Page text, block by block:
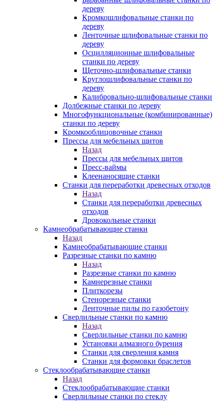
дереву
Кромкошлифовальные станки по
дереву
Ленточные шлифовальные станки по
дереву
Осцилляционные шлифовальные
станки по дереву
Щеточно-шлифовальные станки
Круглошлифовальные станки по
дереву
Калибровально-шлифовальные станки
Долбежные станки по дереву
Многофункциональные (комбинированные)
станки по дереву
Кромкооблицовочные станки
Прессы для мебельных щитов
Назад
Прессы для мебельных щитов
Пресс-ваймы
Клеенаносящие станки
Станки для переработки древесных отходов
Назад
Станки для переработки древесных
отходов
Дровокольные станки
Камнеобрабатывающие станки
Назад
Камнеобрабатывающие станки
Разрезные станки по камню
Назад
Разрезные станки по камню
Камнерезные станки
Плиткорезы
Стенорезные станки
Ленточные пилы по газобетону
Сверлильные станки по камню
Назад
Сверлильные станки по камню
Установки алмазного бурения
Станки для сверления камня
Станки для формовки браслетов
Стеклообрабатывающие станки
Назад
Стеклообрабатывающие станки
Сверлильные станки по стеклу